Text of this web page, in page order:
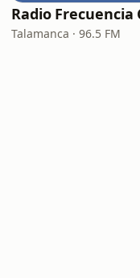
Talamanca · 96.5 FM